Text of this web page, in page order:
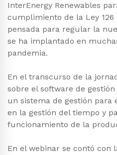
InterEnergy Renewables
cumplimiento de la Ley
pensada para regular la
se ha implantado en
pandemia.
En el transcurso de la
sobre el software de
un sistema de gestión para
en la gestión del tiempo y
funcionamiento de la
En el webinar se contó con